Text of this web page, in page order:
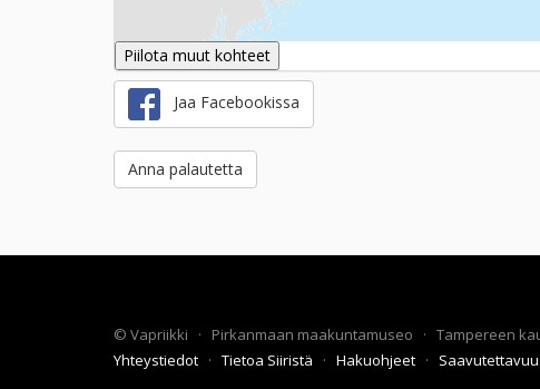
Piilota muut kohteet
Jaa Facebookissa
Anna palautetta
© Vapriikki · Pirkanmaan maakuntamuseo · Tampereen
Yhteystiedot · Tietoa Siiristä · Hakuohjeet ·